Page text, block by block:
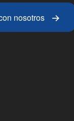
nosotros